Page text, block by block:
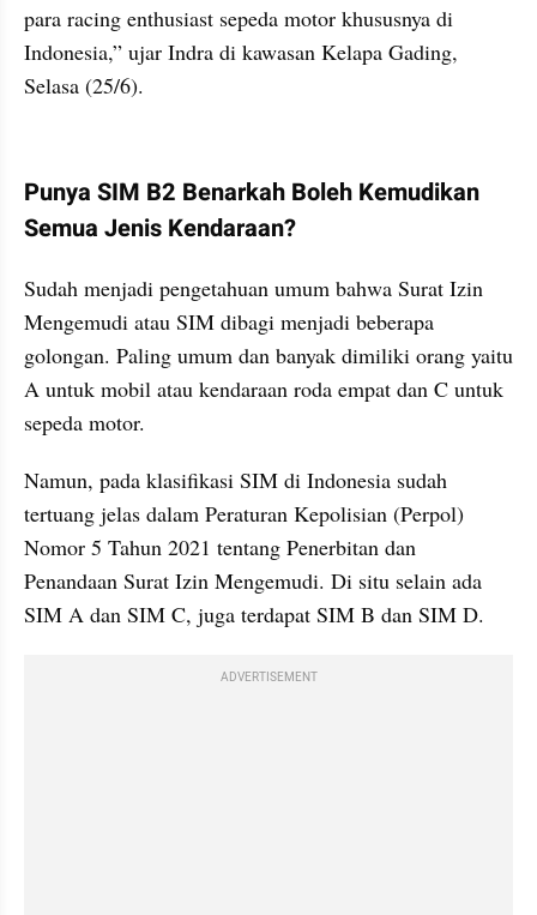
para racing enthusiast sepeda motor khususnya di
Indonesia,” ujar Indra di kawasan Kelapa Gading,
Selasa (25/6).
Punya SIM B2 Benarkah Boleh Kemudikan
Semua Jenis Kendaraan?
Sudah menjadi pengetahuan umum bahwa Surat Izin
Mengemudi atau SIM dibagi menjadi beberapa
golongan. Paling umum dan banyak dimiliki orang yaitu
A untuk mobil atau kendaraan roda empat dan C untuk
sepeda motor.
Namun, pada klasifikasi SIM di Indonesia sudah
tertuang jelas dalam Peraturan Kepolisian (Perpol)
Nomor 5 Tahun 2021 tentang Penerbitan dan
Penandaan Surat Izin Mengemudi. Di situ selain ada
SIM A dan SIM C, juga terdapat SIM B dan SIM D.
ADVERTISEMENT